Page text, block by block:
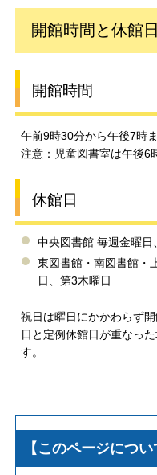
開館時間と休館日
開館時間
午前9時30分から午後7時
注意：児童図書室は午後6
休館日
中央図書館 毎週金曜
東図書館・南図書館・
日、第3木曜日
祝日は曜日にかかわらず
日と定例休館日が重なっ
す。
【このページにつ